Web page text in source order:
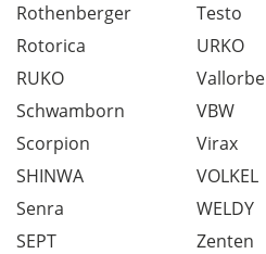
Rothenberger
Rotorica
RUKO
Schwamborn
Scorpion
SHINWA
Senra
SEPT
Testo
URKO
Vallorbe
VBW
Virax
VOLKEL
WELDY
Zenten